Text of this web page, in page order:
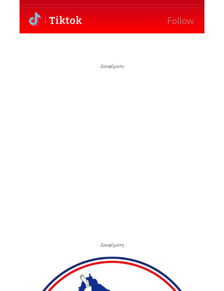
Tiktok Follow
- Διαφήμιση -
- Διαφήμιση -